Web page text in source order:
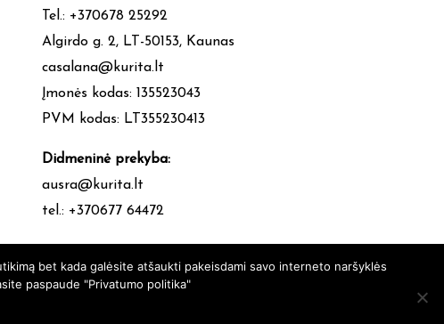
Tel.: +370678 25292
Algirdo g. 2, LT-50153, Kaunas
casalana@kurita.lt
Įmonės kodas: 135523043
PVM kodas: LT355230413
Didmeninė prekyba:
ausra@kurita.lt
tel.: +370677 64472
bet kada galėsite atšaukti pakeisdami savo interneto naršyklės
paspaude "Privatumo politika"